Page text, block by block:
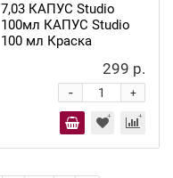
7,03 КАПУС Studio
100мл КАПУС Studio
100 мл Краска
299 р.
+
-